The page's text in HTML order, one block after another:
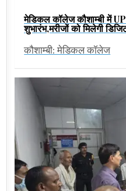
मेडिकल कॉलेज कौशाम्बी में
शुभारंभ,मरीजों को मिलेगी
कौशाम्बी: मेडिकल कॉलेज